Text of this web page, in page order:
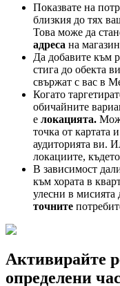
Показвате на
близкия до тях
Това може да
адреса на
Да добавите към
стига до обекта
свържат с вас в
Когато
обичайните
е локацията.
точка от картата
аудиторията ви.
локациите,
В зависимост
към хората в
улесни в мисията
точните
Активирайте
определени